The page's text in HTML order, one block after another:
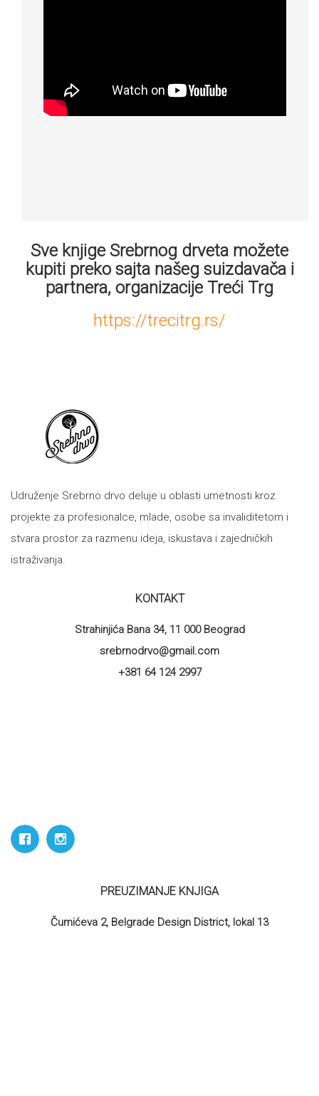
Sve knjige Srebrnog drveta možete
kupiti preko sajta našeg suizdavača i
partnera, organizacije Treći Trg
https://trecitrg.rs/
Udruženje Srebrno drvo deluje u oblasti umetnosti kroz
projekte za profesionalce, mlade, osobe sa invaliditetom i
stvara prostor za razmenu ideja, iskustava i zajedničkih
istraživanja.
KONTAKT
Strahinjića Bana 34, 11 000 Beograd
srebrnodrvo@gmail.com
+381 64 124 2997
PREUZIMANJE KNJIGA
Čumićeva 2, Belgrade Design District, lokal 13